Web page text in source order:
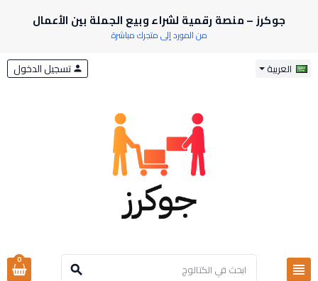
جوكرز – منصة رقمية لشراء وبيع الجملة بين الأعمال
من المورد إلى متجرك مباشرة
العربية
view_headline
search
person تسجيل الدخول
0